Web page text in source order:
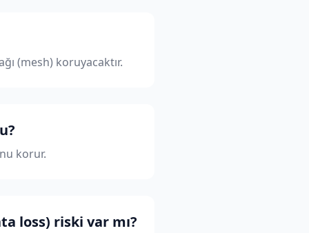
(mesh) koruyacaktır.
korur.
loss) riski var mı?